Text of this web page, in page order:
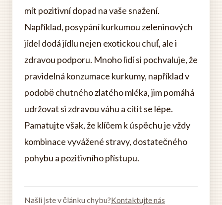
mít pozitivní dopad na vaše snažení.
Například, posypání kurkumou zeleninových
jídel dodá jídlu nejen exotickou chuť, ale i
zdravou podporu. Mnoho lidí si pochvaluje, že
pravidelná konzumace kurkumy, například v
podobě chutného zlatého mléka, jim pomáhá
udržovat si zdravou váhu a cítit se lépe.
Pamatujte však, že klíčem k úspěchu je vždy
kombinace vyvážené stravy, dostatečného
pohybu a pozitivního přístupu.
Našli jste v článku chybu?Kontaktujte nás